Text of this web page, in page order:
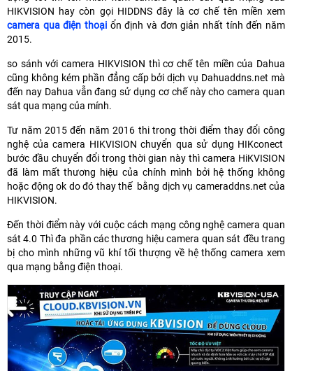
HIKVISION hay còn gọi HIDDNS đây là cơ chế tên miền xem
camera qua điện thoại ổn định và đơn giản nhất tính đến năm
2015.
so sánh với camera HIKVISION thì cơ chế tên miền của Dahua
cũng không kém phần đẳng cấp bởi dịch vụ Dahuaddns.net mà
đến nay Dahua vẫn đang sử dụng cơ chế này cho camera quan
sát qua mạng của mính.
Tư năm 2015 đến năm 2016 thi trong thời điểm thay đổi công
nghệ của camera HIKVISION chuyển qua sử dụng HIKconect
bước đầu chuyển đổi trong thời gian này thì camera HiKVISION
đã làm mất thương hiệu của chính mình bởi hệ thống không
hoặc động ok do đó thay thế bằng dịch vụ cameraddns.net của
HIKVISION.
Đến thời điểm này với cuộc cách mạng công nghệ camera quan
sát 4.0 Thì đa phần các thương hiệu camera quan sát đều trang
bị cho mình những vũ khí tối thượng về hệ thống camera xem
qua mạng bằng điện thoại.